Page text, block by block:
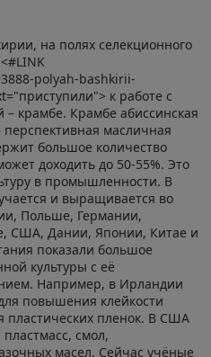
на полях селекционного
polyah-bashkirii-
к работе с
– крамбе. Крамбе абиссинская
масличная
большое количество
доходить до 50-55%. Это
в промышленности. В
и выращивается во
Польше, Германии,
США, Дании, Японии, Китае и
показали большое
культуры с её
Например, в Ирландии
повышения клейкости
пластических пленок. В США
смол,
масел. Сейчас учёные